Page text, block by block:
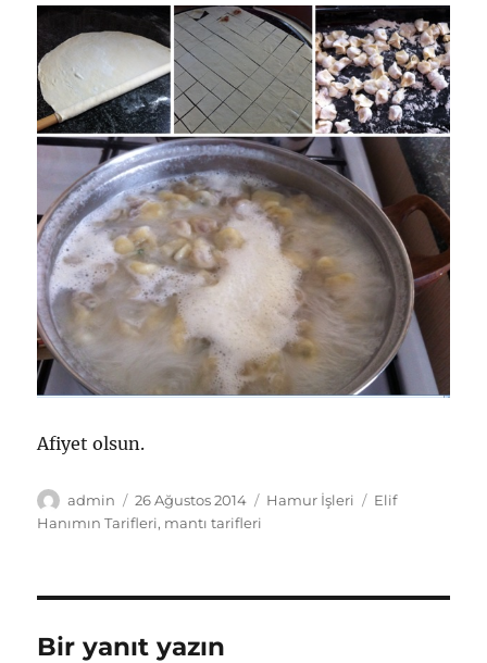
Afiyet olsun.
Yazar
admin
Yayın
tarihi
26 Ağustos 2014 Kategoriler
Hamur İşleri Etiketler
Elif
Hanımın Tarifleri, mantı tarifleri
Bir yanıt yazın